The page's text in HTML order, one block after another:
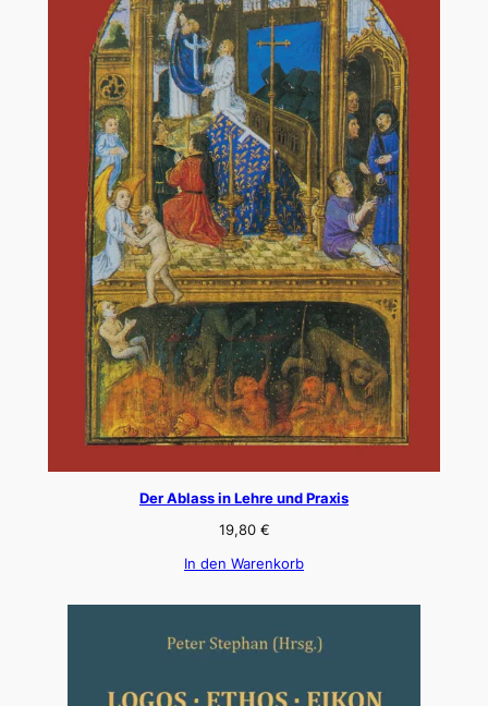
Der Ablass in Lehre und Praxis
19,80 €
In den Warenkorb